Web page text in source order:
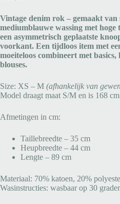
Vintage denim rok – gemaakt van
mediumblauwe wassing met hoge
een asymmetrisch geplaatste
voorkant. Een tijdloos item met
moeiteloos combineert met
blouses.
Size: XS – M (afhankelijk van
Model draagt maat S/M en is 168
Afmetingen in cm:
Taillebreedte – 35 cm
Heupbreedte – 44 cm
Lengte – 89 cm
Materiaal: 70% katoen, 20%
Wasinstructies: wasbaar op 30